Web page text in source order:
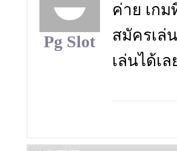
Pg Slot
ค่าย เก
สมัครเล่
เล่นได้เ